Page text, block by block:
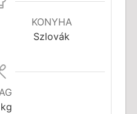
KONYHA
Szlovák
kg